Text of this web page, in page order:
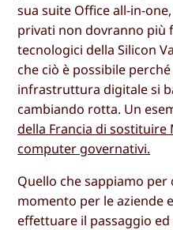
sua suite Office all-in-
privati non dovranno più
tecnologici della Silicon
che ciò è possibile
infrastruttura digitale si
cambiando rotta. Un
della Francia di
computer governativi.
Quello che sappiamo
momento per le aziende
effettuare il passaggio